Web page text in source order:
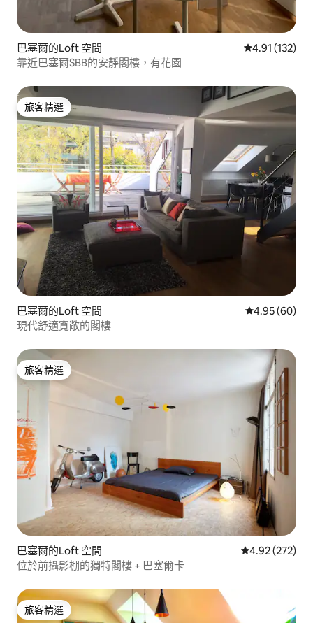
巴塞爾的Loft 空間 從 132 則評價
4.91 (132)
靠近巴塞爾SBB的安靜閣樓，有花園
旅客精選
旅客精選
巴塞爾的Loft 空間 從 60 則評價
4.95 (60)
現代舒適寬敞的閣樓
旅客精選
旅客精選
巴塞爾的Loft 空間 從 272 則評價
4.92 (272)
位於前攝影棚的獨特閣樓 + 巴塞爾卡
旅客精選
旅客精選